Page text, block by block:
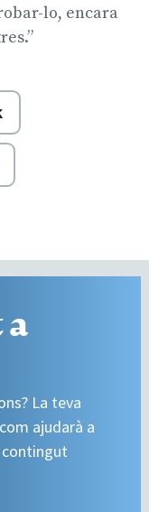
lo, encara
La teva
ajudarà a
contingut